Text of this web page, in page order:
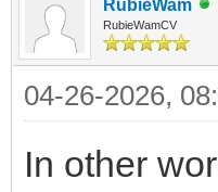
RubieWam
RubieWamCV
04-26-2026,
In other